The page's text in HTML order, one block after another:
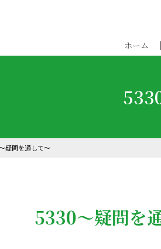
ホーム
疑問を通して〜
5330～疑問を